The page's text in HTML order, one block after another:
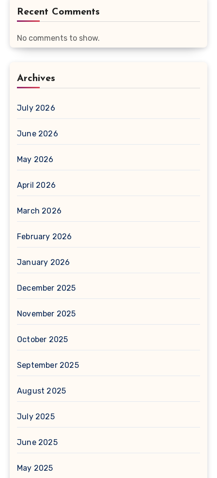
Recent Comments
No comments to show.
Archives
July 2026
June 2026
May 2026
April 2026
March 2026
February 2026
January 2026
December 2025
November 2025
October 2025
September 2025
August 2025
July 2025
June 2025
May 2025